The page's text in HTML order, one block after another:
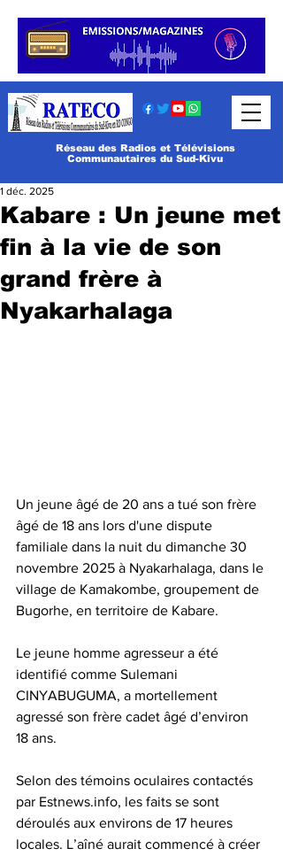
Réseau des Radios et Télévisions
Communautaires du Sud-Kivu
Kabare : Un jeune met
fin à la vie de son
grand frère à
Nyakarhalaga
1 déc. 2025
Un jeune âgé de 20 ans a tué son frère
âgé de 18 ans lors d'une dispute
familiale dans la nuit du dimanche 30
novembre 2025 à Nyakarhalaga, dans le
village de Kamakombe, groupement de
Bugorhe, en territoire de Kabare.
Le jeune homme agresseur a été
identifié comme Sulemani
CINYABUGUMA, a mortellement
agressé son frère cadet âgé d’environ
18 ans.
Selon des témoins oculaires contactés
par Estnews.info, les faits se sont
déroulés aux environs de 17 heures
locales. L’aîné aurait commencé à créer